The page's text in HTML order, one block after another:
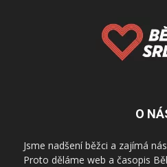
O
Jsme nadšení běžci a zajímá
Proto děláme web a časopis